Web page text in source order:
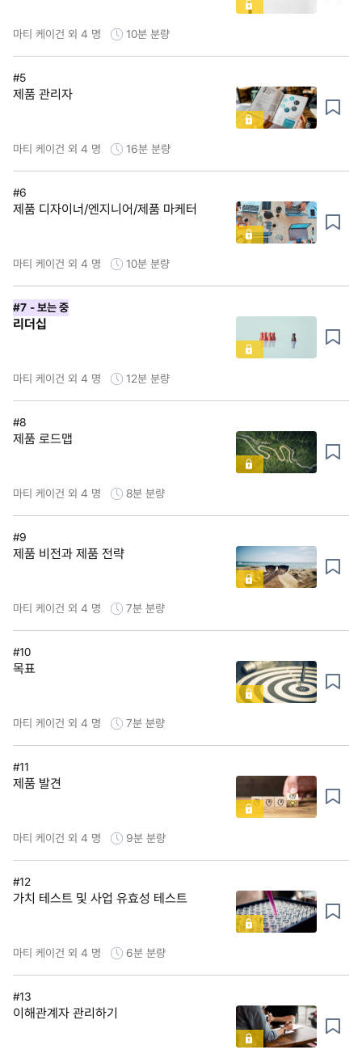
마티 케이건 외 4 명 10분 분량
#5
제품 관리자
마티 케이건 외 4 명 16분 분량
#6
제품 디자이너/엔지니어/제품 마케터
마티 케이건 외 4 명 10분 분량
#7 - 보는 중
리더십
마티 케이건 외 4 명 12분 분량
#8
제품 로드맵
마티 케이건 외 4 명 8분 분량
#9
제품 비전과 제품 전략
마티 케이건 외 4 명 7분 분량
#10
목표
마티 케이건 외 4 명 7분 분량
#11
제품 발견
마티 케이건 외 4 명 9분 분량
#12
가치 테스트 및 사업 유효성 테스트
마티 케이건 외 4 명 6분 분량
#13
이해관계자 관리하기